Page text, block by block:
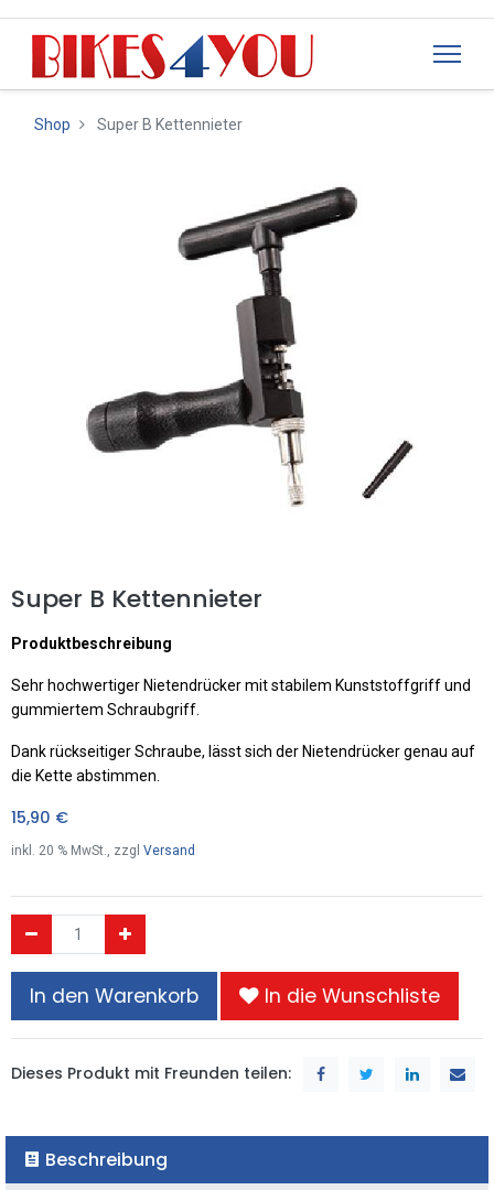
Shop Super B Kettennieter
Super B Kettennieter
Produktbeschreibung
Sehr hochwertiger Nietendrücker mit stabilem Kunststoffgriff und
gummiertem Schraubgriff.
Dank rückseitiger Schraube, lässt sich der Nietendrücker genau auf
die Kette abstimmen.
15,90 €
inkl. 20 % MwSt., zzgl Versand
In den Warenkorb In die Wunschliste
Dieses Produkt mit Freunden teilen:
Beschreibung